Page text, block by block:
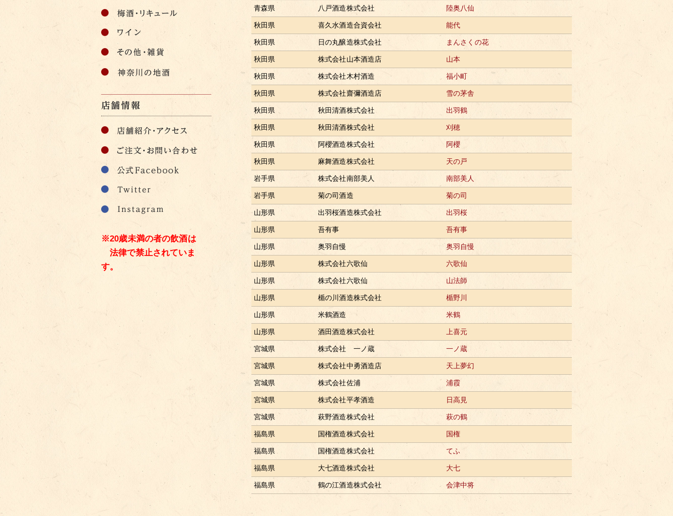
青森県 八戸酒造株式会社 陸奥八仙
秋田県 喜久水酒造合資会社 能代
秋田県 日の丸醸造株式会社 まんさくの花
秋田県 株式会社山本酒造店 山本
秋田県 株式会社木村酒造 福小町
秋田県 株式会社齋彌酒造店 雪の茅舎
秋田県 秋田清酒株式会社 出羽鶴
秋田県 秋田清酒株式会社 刈穂
秋田県 阿櫻酒造株式会社 阿櫻
秋田県 麻舞酒造株式会社 天の戸
岩手県 株式会社南部美人 南部美人
岩手県 菊の司酒造 菊の司
山形県 出羽桜酒造株式会社 出羽桜
山形県 吾有事 吾有事
山形県 奥羽自慢 奥羽自慢
山形県 株式会社六歌仙 六歌仙
山形県 株式会社六歌仙 山法師
山形県 楯の川酒造株式会社 楯野川
山形県 米鶴酒造 米鶴
山形県 酒田酒造株式会社 上喜元
宮城県 株式会社 一ノ蔵 一ノ蔵
宮城県 株式会社中勇酒造店 天上夢幻
宮城県 株式会社佐浦 浦霞
宮城県 株式会社平孝酒造 日高見
宮城県 萩野酒造株式会社 萩の鶴
福島県 国権酒造株式会社 国権
福島県 国権酒造株式会社 てふ
福島県 大七酒造株式会社 大七
福島県 鶴の江酒造株式会社 会津中将
※20歳未満の者の飲酒は
法律で禁止されていま
す。